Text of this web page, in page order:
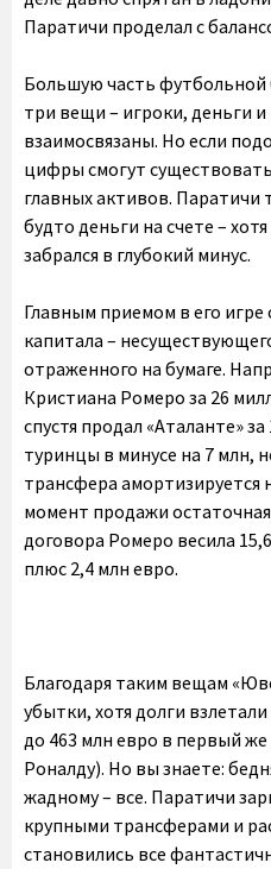
Паратичи проделал с
Большую часть
три вещи – игроки, деньги
взаимосвязаны. Но если
цифры смогут
главных активов. Паратичи
будто деньги на счете –
забрался в глубокий минус.
Главным приемом в его игре
капитала –
отраженного на бумаге.
Кристиана Ромеро за 26
спустя продал «Аталанте»
туринцы в минусе на 7 млн,
трансфера амортизируется
момент продажи
договора Ромеро весила
плюс 2,4 млн евро.
Благодаря таким вещам
убытки, хотя долги
до 463 млн евро в первый же
Роналду). Но вы знаете:
жадному – все. Паратичи
крупными трансферами и
становились все